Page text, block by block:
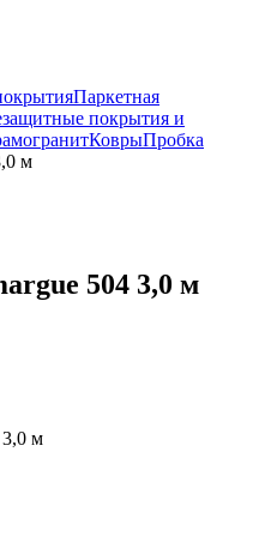
Паркетная
покрытия и
КоврыПробка
м
504 3,0 м
м